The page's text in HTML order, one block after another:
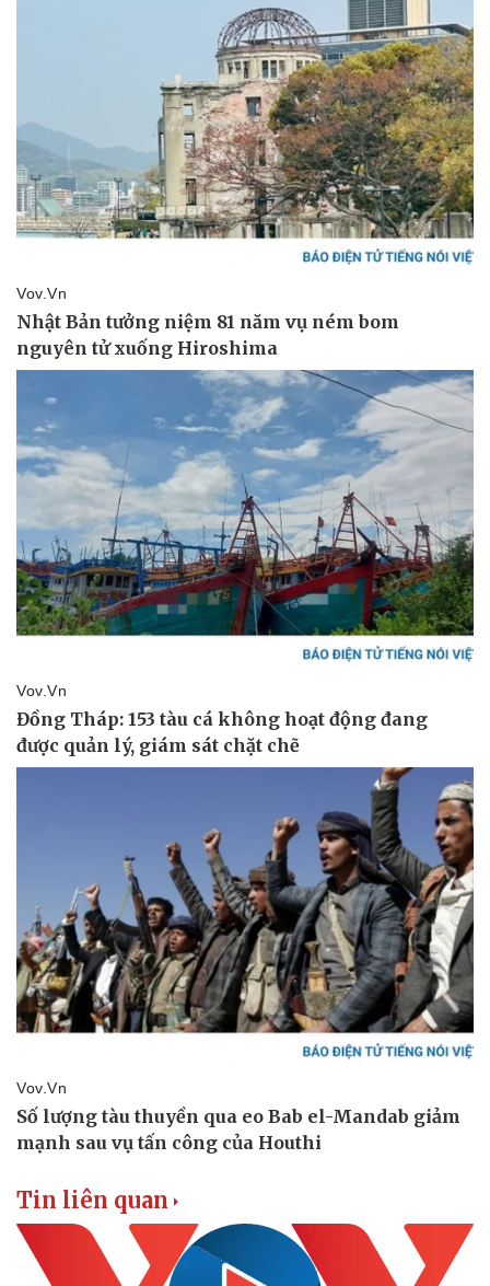
Tin liên quan